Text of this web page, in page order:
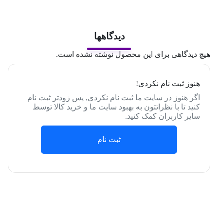
دیدگاهها
هیچ دیدگاهی برای این محصول نوشته نشده است.
هنوز ثبت نام نکردی!
اگر هنوز در سایت ما ثبت نام نکردی, پس زودتر ثبت نام
کنید تا با نظراتتون به بهبود سایت ما و خرید کالا توسط
سایر کاربران کمک کنید.
ثبت نام